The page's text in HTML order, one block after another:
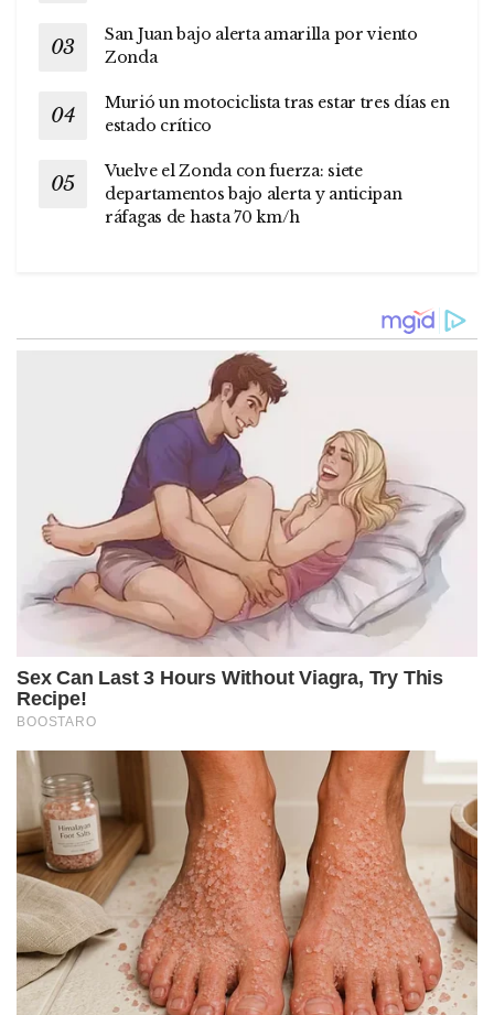
San Juan bajo alerta amarilla por viento
Zonda
Murió un motociclista tras estar tres días en
estado crítico
Vuelve el Zonda con fuerza: siete
departamentos bajo alerta y anticipan
ráfagas de hasta 70 km/h